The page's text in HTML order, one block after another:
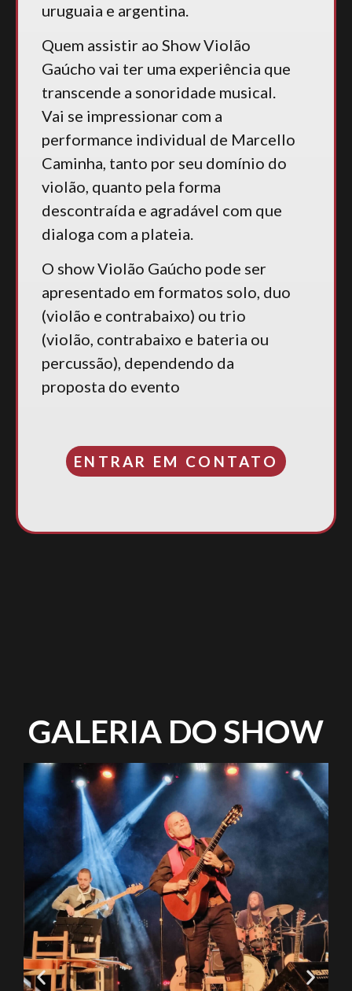
uruguaia e argentina.
Quem assistir ao Show Violão
Gaúcho vai ter uma experiência que
transcende a sonoridade musical.
Vai se impressionar com a
performance individual de Marcello
Caminha, tanto por seu domínio do
violão, quanto pela forma
descontraída e agradável com que
dialoga com a plateia.
O show Violão Gaúcho pode ser
apresentado em formatos solo, duo
(violão e contrabaixo) ou trio
(violão, contrabaixo e bateria ou
percussão), dependendo da
proposta do evento
ENTRAR EM CONTATO
GALERIA DO SHOW